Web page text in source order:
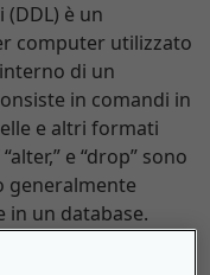
è un
computer utilizzato
di un
in comandi in
e altri formati
e “drop” sono
generalmente
in un database.